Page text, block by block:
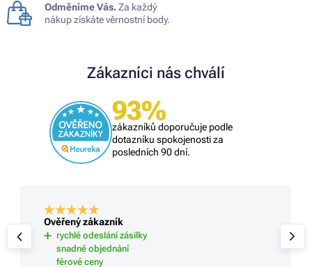
Odměníme Vás.Za každý
nákup získáte věrnostní body.
Zákazníci nás chválí
93%
zákazníků doporučuje podle
dotazníku spokojenosti za
posledních 90 dní.
Ověřený zákazník
rychlé odeslání zásilky
snadné objednání
férové ceny